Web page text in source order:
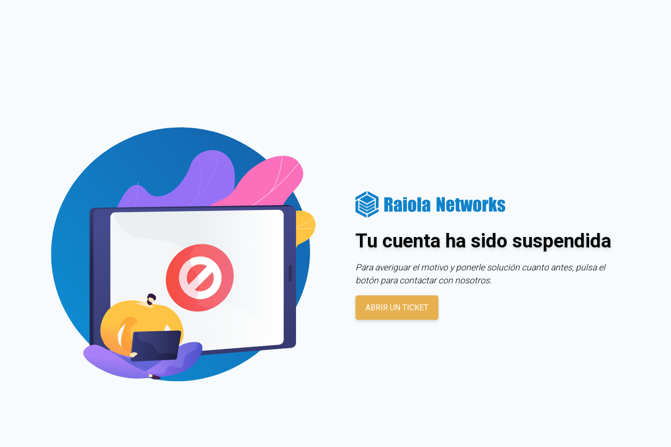
Tu cuenta ha sido suspendida
Para averiguar el motivo y ponerle solución cuanto antes, pulsa el
botón para contactar con nosotros.
ABRIR UN TICKET